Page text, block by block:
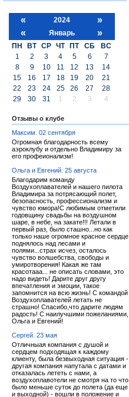
« 2024
»
«
Январь »
ПН ВТ СР ЧТ ПТ СБ
ВС
1
2 3 4 5 6
7
8
9 10 11 12 13
14
15
16 17 18 19 20
21
22
23 24 25 26 27
28
29
30 31 1 2 3 4
Отзывы о клубе
Максим. 02 сентября
Огромная благодарность всему
аэроклубу и отдельно Владимиру за
его профеионализм!
Ольга и Евгений. 25 августа
Благодарим команду
Воздухоплавателей и нашего пилота
Владимира за потрясающий полет,
безопасность, профессионализм и
чувство юмора!С любимым отметили
годовщину свадьбы на воздушном
шаре, в небе, на закате!!! Летали в
первый раз, было сташно...но как
только наше огромное красное сердце
поднялось над лесами и
полями...страх исчез, осталось
чувство волшебства, свободы и
умиротворения! Какая же там
красотааа... не описать словами, это
надо видеть! Дарите друг другу
впечатления и эмоции, такое
запомнится на всю жизнь! С командой
Воздухоплавателей летать не
страшно! Спасибо,что дарите людям
радость! С наилучшими пожеланиями,
Ольга и Евгений!
Сергей. 23 мая
Отличныая компания с душой и
сердцем подходящая к каждому
клиенту, была безвыходная ситуация -
другая компания напутала с датами и
отказалась лететь с нами, а
воздухоплавотели не смотря на то что
было меньше суток до полета (да еще
и выходной) - вошли в положение и